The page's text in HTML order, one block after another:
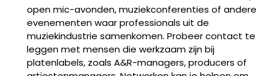
open mic-avonden, muziekconferenties of andere
evenementen waar professionals uit de
muziekindustrie samenkomen. Probeer contact te
leggen met mensen die werkzaam zijn bij
platenlabels, zoals A&R-managers, producers of